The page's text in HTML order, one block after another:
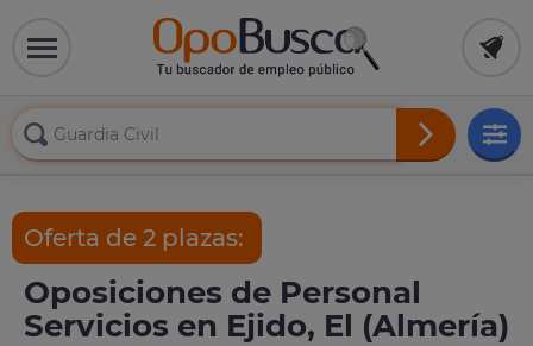
Oferta de 2 plazas:
Oposiciones de Personal
Servicios en Ejido, El (Almería)